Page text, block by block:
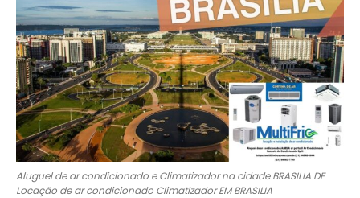
Aluguel de ar condicionado e Climatizador na cidade BRASILIA DF
Locação de ar condicionado Climatizador EM BRASILIA